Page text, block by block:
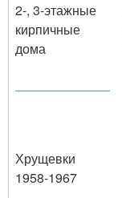
2-, 3-этажные
кирпичные
дома
Хрущевки
1958-1967